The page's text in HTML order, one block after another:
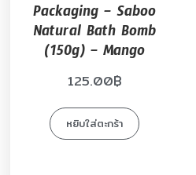
Packaging – Saboo
Natural Bath Bomb
(150g) – Mango
125.00฿
หยิบใส่ตะกร้า